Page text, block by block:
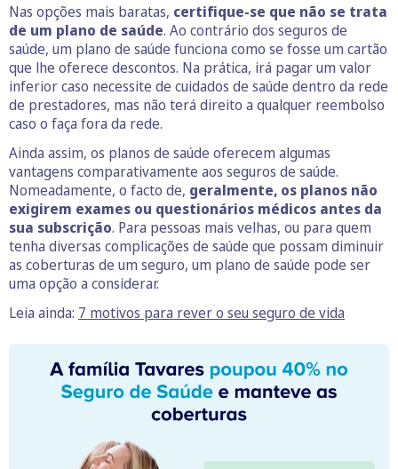
Nas opções mais baratas, certifique-se que não se trata
de um plano de saúde. Ao contrário dos seguros de
saúde, um plano de saúde funciona como se fosse um cartão
que lhe oferece descontos. Na prática, irá pagar um valor
inferior caso necessite de cuidados de saúde dentro da rede
de prestadores, mas não terá direito a qualquer reembolso
caso o faça fora da rede.
Ainda assim, os planos de saúde oferecem algumas
vantagens comparativamente aos seguros de saúde.
Nomeadamente, o facto de, geralmente, os planos não
exigirem exames ou questionários médicos antes da
sua subscrição. Para pessoas mais velhas, ou para quem
tenha diversas complicações de saúde que possam diminuir
as coberturas de um seguro, um plano de saúde pode ser
uma opção a considerar.
Leia ainda: 7 motivos para rever o seu seguro de vida